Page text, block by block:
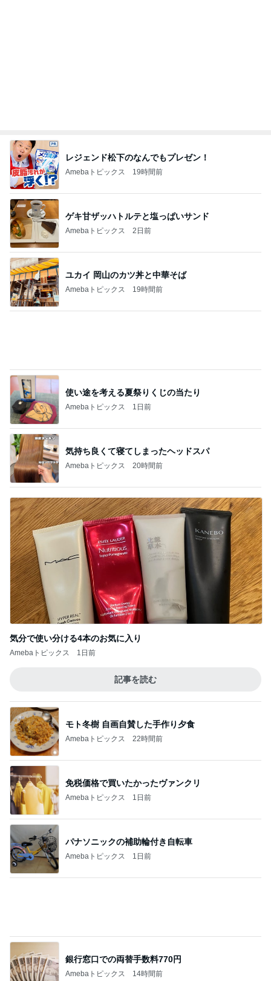
気分で使い分ける4本のお気に入り
Amebaトピックス 1日前
Amebaトピックス 22時間前
Amebaトピックス 1日前
パナソニックの補助輪付き自転車
Amebaトピックス 1日前
銀行窓口での両替手数料770円
Amebaトピックス 14時間前
息子たちの服合計10点で14600円
Amebaトピックス 14時間前
記事を読む
Amebaトピックス 17時間前
Amebaトピックス 24時間前